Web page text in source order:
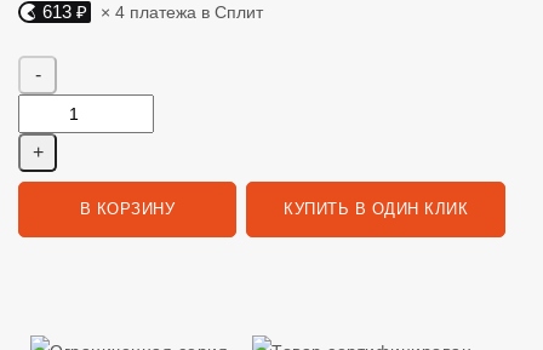
Яндекс Сплит. 613 руб, 4 платежа в Сплит
613 ₽ × 4 платежа в Сплит
В КОРЗИНУ КУПИТЬ В ОДИН КЛИК